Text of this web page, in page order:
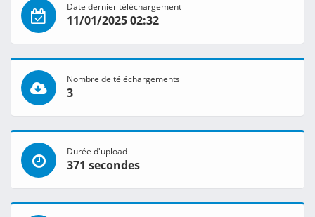
Date dernier téléchargement
11/01/2025 02:32
Nombre de téléchargements
3
Durée d'upload
371 secondes